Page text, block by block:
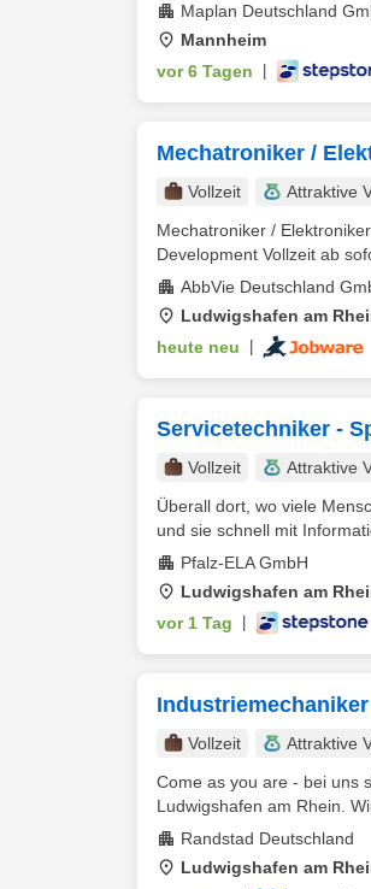
Maplan Deutschland
Mannheim
vor 6 Tagen
Mechatroniker /
Vollzeit
Attraktive
Mechatroniker /
Development Vollzeit ab
AbbVie Deutschland
Ludwigshafen am
heute neu
Servicetechniker -
Vollzeit Attraktive
Überall dort, wo viele
und sie schnell mit
Pfalz-ELA GmbH
Ludwigshafen am
vor 1 Tag
Vollzeit Attraktive
Come as you are - bei uns
Ludwigshafen am Rhein.
Randstad Deutschland
Ludwigshafen am